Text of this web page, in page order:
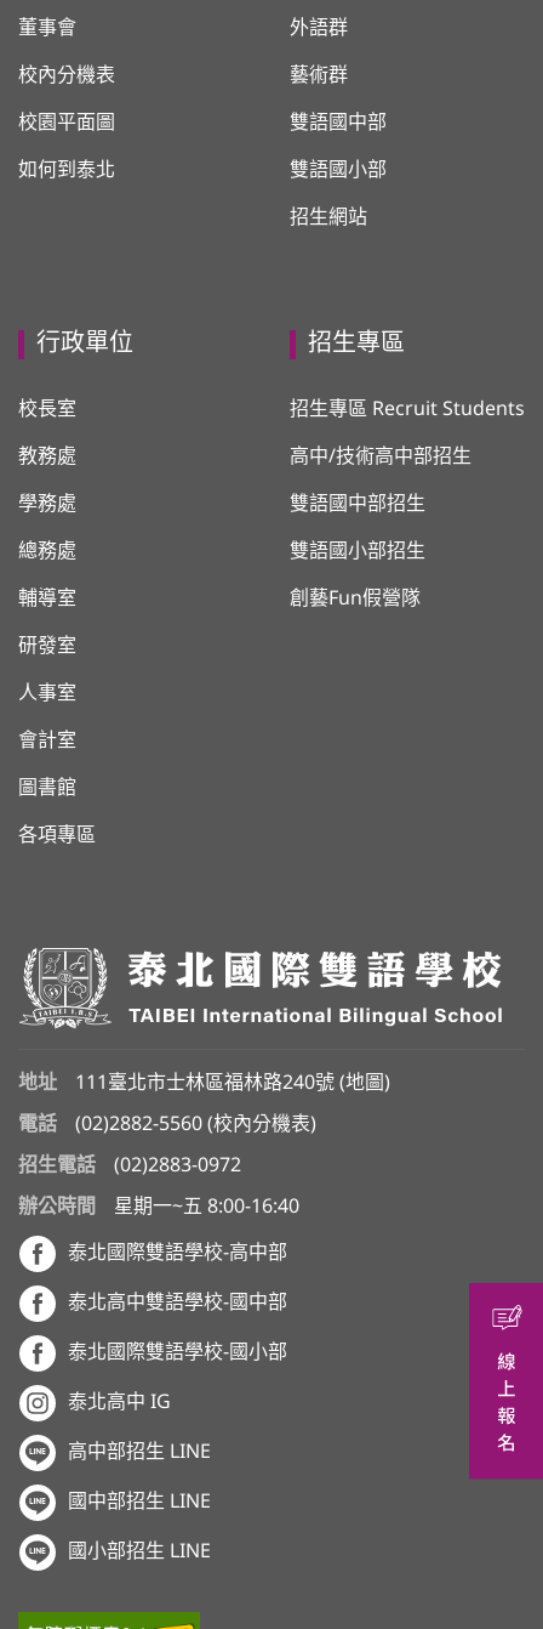
董事會
校內分機表
校園平面圖
如何到泰北
外語群
藝術群
雙語國中部
雙語國小部
招生網站
行政單位
校長室
教務處
學務處
總務處
輔導室
研發室
人事室
會計室
圖書館
各項專區
招生專區
招生專區 Recruit Students
高中/技術高中部招生
雙語國中部招生
雙語國小部招生
創藝Fun假營隊
地址 111臺北市士林區福林路240號 (地圖 )
電話
(02)2882-5560 (校內分機表)
招生電話
(02)2883-0972
辦公時間
星期一~五 8:00-16:40
泰北國際雙語學校-高中部
泰北高中雙語學校-國中部
泰北國際雙語學校-國小部
泰北高中 IG
高中部招生 LINE
國中部招生 LINE
國小部招生 LINE